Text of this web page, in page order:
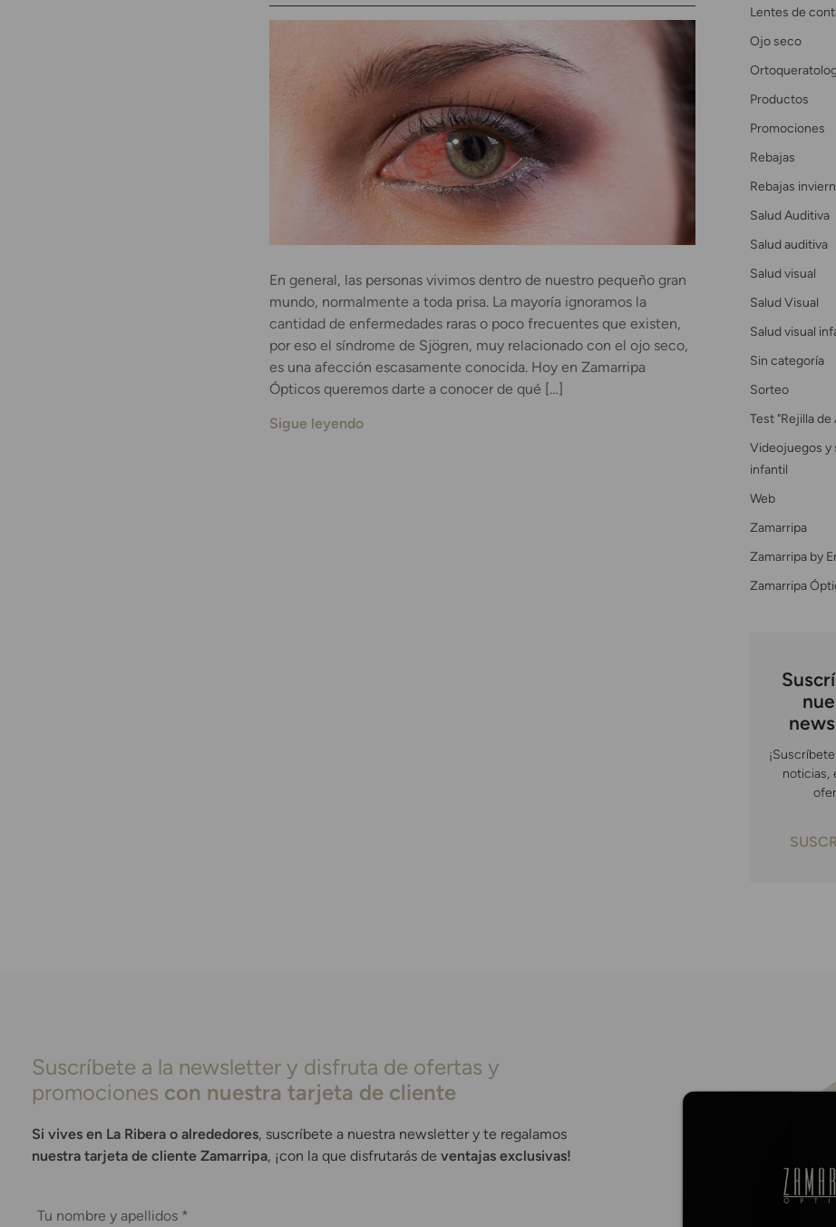
En general, las personas vivimos dentro de nuestro pequeño gran
mundo, normalmente a toda prisa. La mayoría ignoramos la
cantidad de enfermedades raras o poco frecuentes que existen,
por eso el síndrome de Sjögren, muy relacionado con el ojo seco,
es una afección escasamente conocida. Hoy en Zamarripa
Ópticos queremos darte a conocer de qué […]
Sigue leyendo
Lentes de
Ojo seco
Productos
Promociones
Rebajas
Rebajas
Salud Auditiva
Salud auditiva
Salud visual
Salud Visual
Salud visual
Sin categoría
Sorteo
Test "Rejilla de
Videojuegos y
infantil
Web
Zamarripa
Zamarripa by
Zamarripa
noticias,
Suscríbete a la newsletter y disfruta de ofertas y
promociones con nuestra tarjeta de cliente
Si vives en La Ribera o alrededores, suscríbete a nuestra newsletter y te regalamos
nuestra tarjeta de cliente Zamarripa, ¡con la que disfrutarás de ventajas exclusivas!